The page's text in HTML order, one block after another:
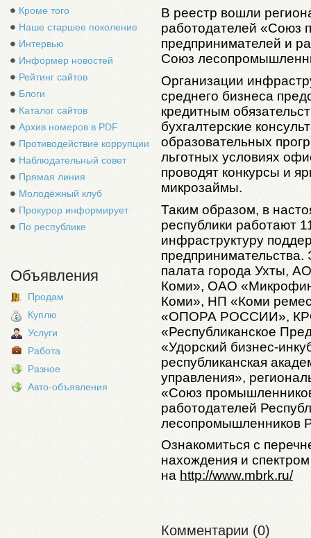
Кроме того
Наше старшее поколение
Интервью
Информер новостей
Рейтинг сайтов
Блоги
Каталог сайтов
Архив номеров в PDF
Противодействие коррупции
Наблюдательный совет
Прямая линия
Молодёжный клуб
Прокурор информирует
По республике
Объявления
Продам
Куплю
Услуги
Работа
Разное
Авто-объявления
В реестр вошли
работодателей «Союз
предпринимателей и
Союз
Организации
среднего бизнеса
кредитным
бухгалтерские
образовательных
льготных условиях
проводят конкурсы и
микрозаймы.
Таким образом, в
республики работают
инфраструктуру
палата города Ухты,
Коми», ОАО
Коми», НП «Коми
«ОПОРА РОССИИ»,
«Республиканское
«Удорский бизнес-
республиканская
управления»,
«Союз
работодателей
лесопромышленников
Ознакомиться с
нахождения и
на http://www.mbrk.ru/
Комментарии (0)